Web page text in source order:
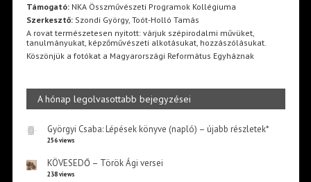
Támogató:NKA Összművészeti Programok Kollégiuma
Szerkesztő:Szondi György, Toót-Holló Tamás
A rovat természetesen nyitott: várjuk szépirodalmi művüket,
tanulmányukat, képzőművészeti alkotásukat, hozzászólásukat.
Köszönjük a fotókat a Magyarországi Református Egyháznak
A hónap legolvasottabb bejegyzései
Györgyi Csaba: Lépések könyve (napló) – újabb részletek*
256 views
KÖVESEDŐ – Török Ági versei
238 views